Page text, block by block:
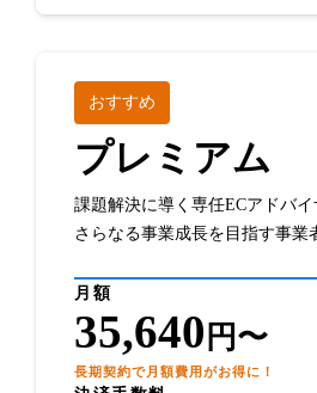
おすすめ
プレミアム
課題解決に導く専任ECアドバ
さらなる事業成長を目指す事業
月額
35,640 円〜
長期契約で月額費用がお得に！